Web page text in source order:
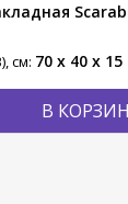
В
см: 70 x 40 x 15